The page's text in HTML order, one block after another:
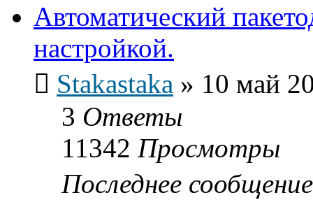
Автоматический
настройкой.
Stakastaka » 10 май
3 Ответы
11342 Просмотры
Последнее